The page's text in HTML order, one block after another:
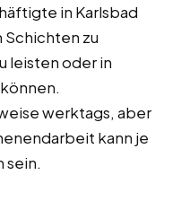
in Karlsbad
Schichten zu
leisten oder in
werktags, aber
kann je
sein.